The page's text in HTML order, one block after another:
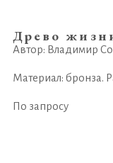
Древо
Автор: Владимир
Материал: бронза.
По запросу